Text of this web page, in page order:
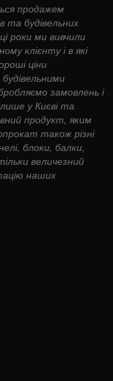
продажем
та будівельних
роки ми вивчили
клієнту і в які
ціни
замовлень і
у Києві та
продукт, яким
також різні
блоки, балки,
величезний
наших